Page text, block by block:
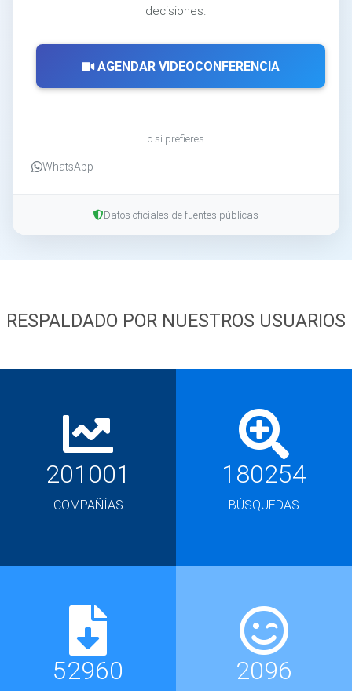
decisiones.
AGENDAR VIDEOCONFERENCIA
o si prefieres
WhatsApp
Datos oficiales de fuentes públicas
RESPALDADO POR NUESTROS USUARIOS
201001
COMPAÑÍAS
180254
BÚSQUEDAS
52960 2096